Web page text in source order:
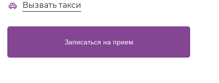
Вызвать такси
Записаться на прием